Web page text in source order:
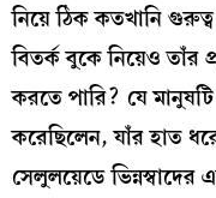
নিয়ে ঠিক কতখানি
বিতর্ক বুকে নিয়েও
করতে পারি? যে
করেছিলেন, যাঁর হাত
সেলুলয়েডে